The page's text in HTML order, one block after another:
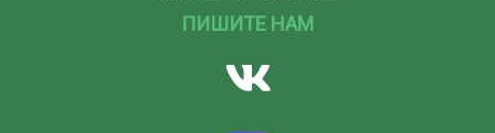
ПИШИТЕ НАМ